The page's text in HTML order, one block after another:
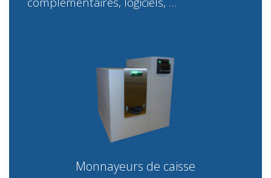
Monnayeurs de caisse